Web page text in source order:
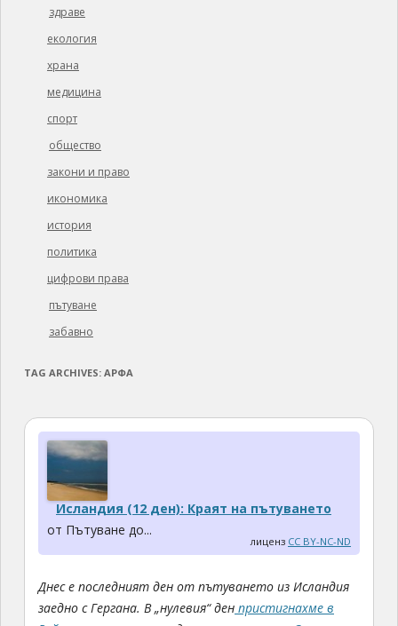
здраве
екология
храна
медицина
спорт
общество
закони и право
икономика
история
политика
цифрови права
пътуване
забавно
TAG ARCHIVES: АРФА
Исландия (12 ден): Краят на пътуването
от Пътуване до...
лиценз CC BY-NC-ND
Днес е последният ден от пътуването из Исландия
заедно с Гергана. В „нулевия“ денпристигнахме в